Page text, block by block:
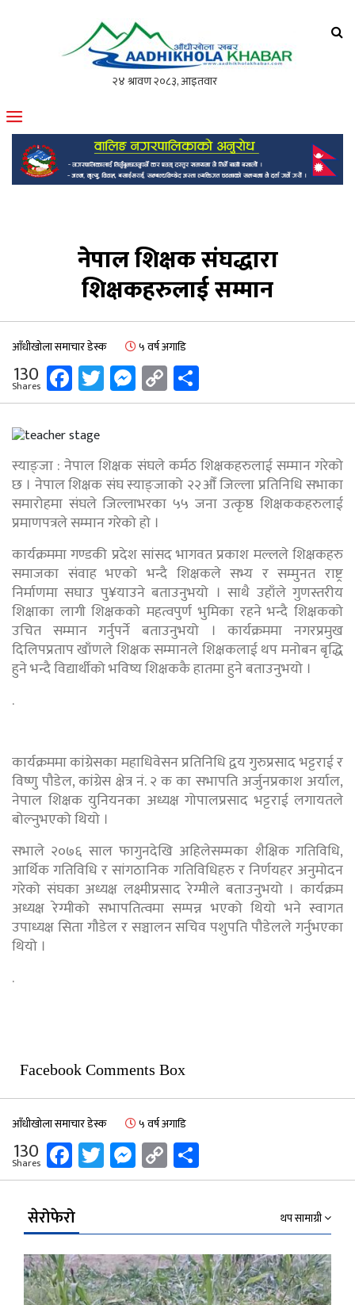
मोफसलकै लोकप्रिय अनलाइन पत्रिका
नेपाल शिक्षक संघद्धारा
शिक्षकहरुलाई सम्मान
आँधीखोला समाचार डेस्क ५ वर्ष अगाडि
130
Shares Facebook
Twitter
Messenger
Copy
Link
स्याङ्जा : नेपाल शिक्षक संघले कर्मठ शिक्षकहरुलाई सम्मान गरेको
छ । नेपाल शिक्षक संघ स्याङ्जाको २२औँ जिल्ला प्रतिनिधि सभाका
समारोहमा संघले जिल्लाभरका ५५ जना उत्कृष्ठ शिक्षककहरुलाई
प्रमाणपत्रले सम्मान गरेको हो ।
कार्यक्रममा गण्डकी प्रदेश सांसद भागवत प्रकाश मल्लले शिक्षकहरु
समाजका संवाह भएको भन्दै शिक्षकले सभ्य र सम्मुनत राष्ट्र
निर्माणमा सघाउ पु¥याउने बताउनुभयो । साथै उहाँले गुणस्तरीय
शिक्षाका लागी शिक्षकको महत्वपुर्ण भुमिका रहने भन्दै शिक्षकको
उचित सम्मान गर्नुपर्ने बताउनुभयो । कार्यक्रममा नगरप्रमुख
दिलिपप्रताप खाँणले शिक्षक सम्मानले शिक्षकलाई थप मनोबन बृद्धि
हुने भन्दै विद्यार्थीको भविष्य शिक्षककै हातमा हुने बताउनुभयो ।
.
कार्यक्रममा कांग्रेसका महाधिवेसन प्रतिनिधि द्वय गुरुप्रसाद भट्टराई र
विष्णु पौडेल, कांग्रेस क्षेत्र नं. २ क का सभापति अर्जुनप्रकाश अर्याल,
नेपाल शिक्षक युनियनका अध्यक्ष गोपालप्रसाद भट्टराई लगायतले
बोल्नुभएको थियो ।
सभाले २०७६ साल फागुनदेखि अहिलेसम्मका शैक्षिक गतिविधि,
आर्थिक गतिविधि र सांगठानिक गतिविधिहरु र निर्णयहर अनुमोदन
गरेको संघका अध्यक्ष लक्ष्मीप्रसाद रेग्मीले बताउनुभयो । कार्यक्रम
अध्यक्ष रेग्मीको सभापतित्वमा सम्पन्न भएको थियो भने स्वागत
उपाध्यक्ष सिता गौडेल र सञ्चालन सचिव पशुपति पौडेलले गर्नुभएका
थियो ।
.
Facebook Comments Box
आँधीखोला समाचार डेस्क ५ वर्ष अगाडि
130
Shares Facebook
Twitter
Messenger
Copy
Link
सेरोफेरो थप सामाग्री